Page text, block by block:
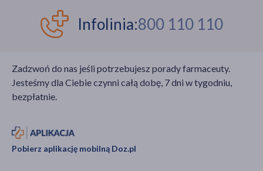
Infolinia:800 110 110
Zadzwoń do nas jeśli potrzebujesz porady farmaceuty.
Jesteśmy dla Ciebie czynni całą dobę, 7 dni w tygodniu,
bezpłatnie.
Pobierz aplikację mobilną Doz.pl